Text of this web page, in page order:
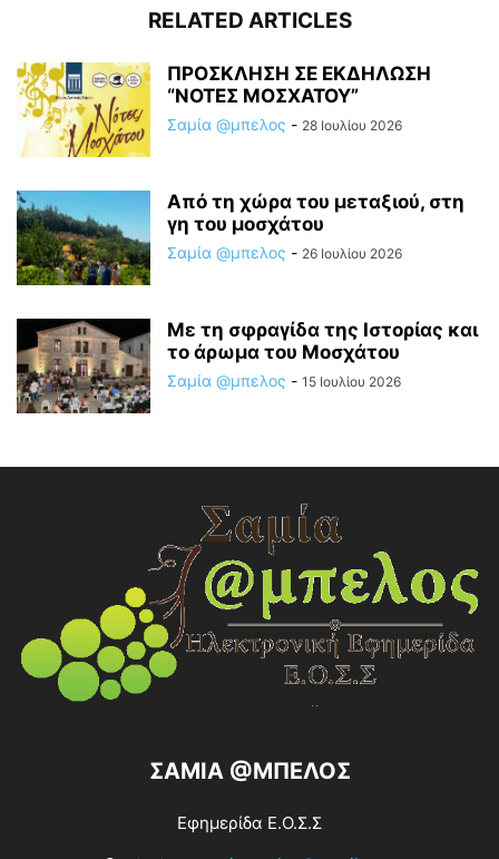
RELATED ARTICLES
ΠΡΟΣΚΛΗΣΗ ΣΕ ΕΚΔΗΛΩΣΗ
“ΝΟΤΕΣ ΜΟΣΧΑΤΟΥ”
Σαμία @μπελος - 28 Ιουλίου 2026
Από τη χώρα του μεταξιού, στη
γη του μοσχάτου
Σαμία @μπελος - 26 Ιουλίου 2026
Με τη σφραγίδα της Ιστορίας και
το άρωμα του Μοσχάτου
Σαμία @μπελος - 15 Ιουλίου 2026
ΣΑΜΙΑ @ΜΠΕΛΟΣ
Εφημερίδα Ε.Ο.Σ.Σ